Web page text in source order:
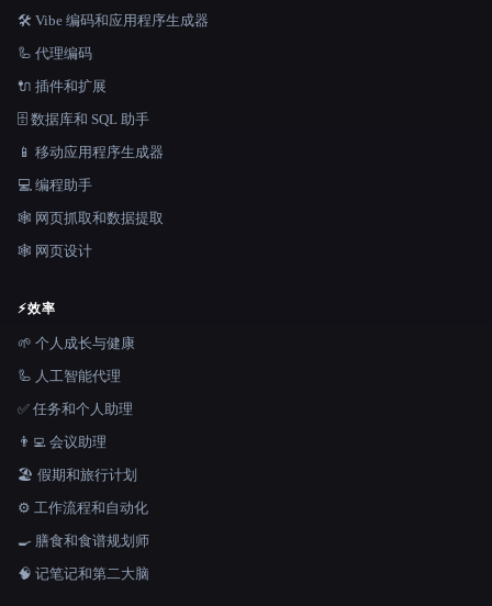
🛠️ Vibe 编码和应用程序生成器
🦾 代理编码
🔌 插件和扩展
🗄️ 数据库和 SQL 助手
📱 移动应用程序生成器
💻 编程助手
🕸️ 网页抓取和数据提取
🕸 网页设计
⚡效率
🌱 个人成长与健康
🦾 人工智能代理
✅ 任务和个人助理
👨‍💻 会议助理
🏖 假期和旅行计划
⚙️ 工作流程和自动化
🍳 膳食和食谱规划师
🧠 记笔记和第二大脑